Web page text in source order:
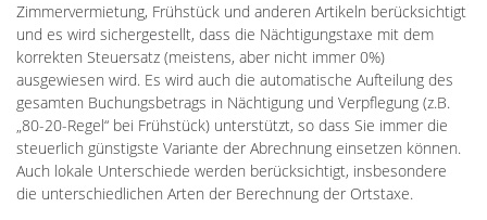
Zimmervermietung, Frühstück und anderen Artikeln berücksichtigt
und es wird sichergestellt, dass die Nächtigungstaxe mit dem
korrekten Steuersatz (meistens, aber nicht immer 0%)
ausgewiesen wird. Es wird auch die automatische Aufteilung des
gesamten Buchungsbetrags in Nächtigung und Verpflegung (z.B.
„80-20-Regel“ bei Frühstück) unterstützt, so dass Sie immer die
steuerlich günstigste Variante der Abrechnung einsetzen können.
Auch lokale Unterschiede werden berücksichtigt, insbesondere
die unterschiedlichen Arten der Berechnung der Ortstaxe.